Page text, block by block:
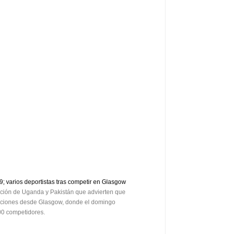
varios deportistas tras competir en Glasgow
de Uganda y Pakistán que advierten que
desde Glasgow, donde el domingo
competidores.